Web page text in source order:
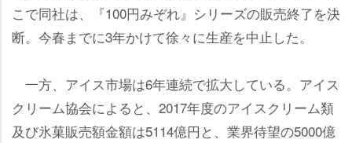
こで同社は、『100円みぞれ』シリーズの販売終了を決
断。今春までに3年かけて徐々に生産を中止した。
一方、アイス市場は6年連続で拡大している。アイス
クリーム協会によると、2017年度のアイスクリーム類
及び氷菓販売額金額は5114億円と、業界待望の5000億